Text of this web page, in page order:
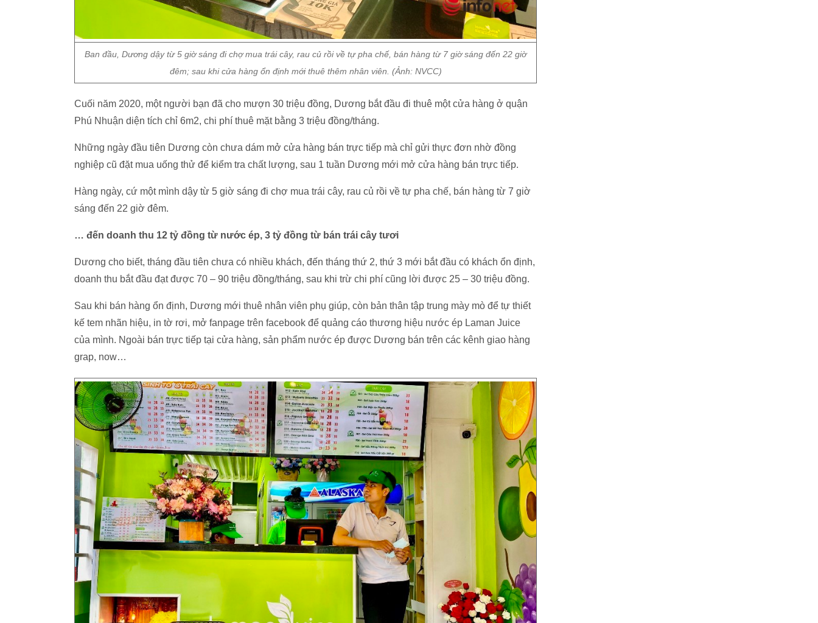
Ban đầu, Dương dậy từ 5 giờ sáng đi chợ mua trái cây, rau củ rồi về tự pha chế, bán hàng từ 7 giờ sáng đến 22 giờ
đêm; sau khi cửa hàng ổn định mới thuê thêm nhân viên. (Ảnh: NVCC)
Cuối năm 2020, một người bạn đã cho mượn 30 triệu đồng, Dương bắt đầu đi thuê một cửa hàng ở quận
Phú Nhuận diện tích chỉ 6m2, chi phí thuê mặt bằng 3 triệu đồng/tháng.
Những ngày đầu tiên Dương còn chưa dám mở cửa hàng bán trực tiếp mà chỉ gửi thực đơn nhờ đồng
nghiệp cũ đặt mua uống thử để kiểm tra chất lượng, sau 1 tuần Dương mới mở cửa hàng bán trực tiếp.
Hàng ngày, cứ một mình dậy từ 5 giờ sáng đi chợ mua trái cây, rau củ rồi về tự pha chế, bán hàng từ 7 giờ
sáng đến 22 giờ đêm.
… đến doanh thu 12 tỷ đồng từ nước ép, 3 tỷ đồng từ bán trái cây tươi
Dương cho biết, tháng đầu tiên chưa có nhiều khách, đến tháng thứ 2, thứ 3 mới bắt đầu có khách ổn định,
doanh thu bắt đầu đạt được 70 – 90 triệu đồng/tháng, sau khi trừ chi phí cũng lời được 25 – 30 triệu đồng.
Sau khi bán hàng ổn định, Dương mới thuê nhân viên phụ giúp, còn bản thân tập trung mày mò để tự thiết
kế tem nhãn hiệu, in tờ rơi, mở fanpage trên facebook để quảng cáo thương hiệu nước ép Laman Juice
của mình. Ngoài bán trực tiếp tại cửa hàng, sản phẩm nước ép được Dương bán trên các kênh giao hàng
grap, now…